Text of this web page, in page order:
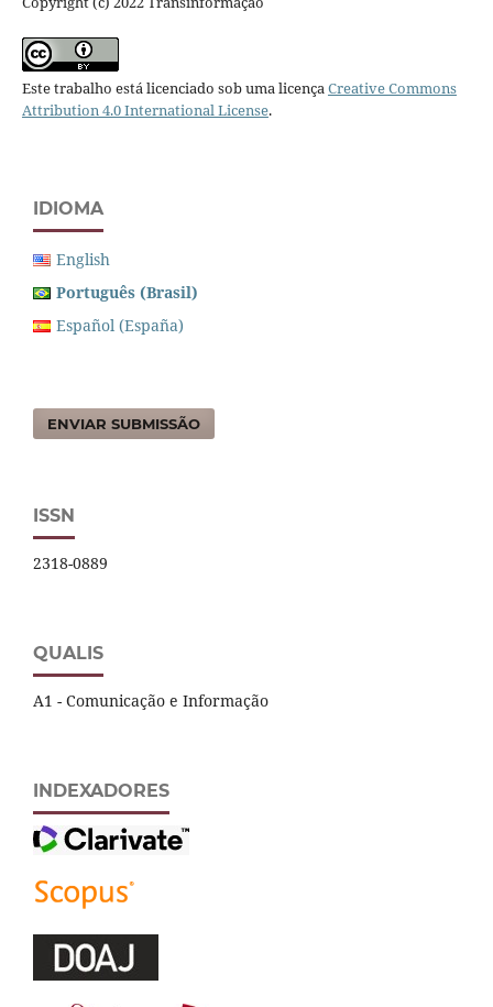
Este trabalho está licenciado sob uma licençaCreative Commons
Attribution 4.0 International License.
IDIOMA
English
Português (Brasil)
Español (España)
ENVIAR SUBMISSÃO
ISSN
2318-0889
QUALIS
A1 - Comunicação e Informação
INDEXADORES